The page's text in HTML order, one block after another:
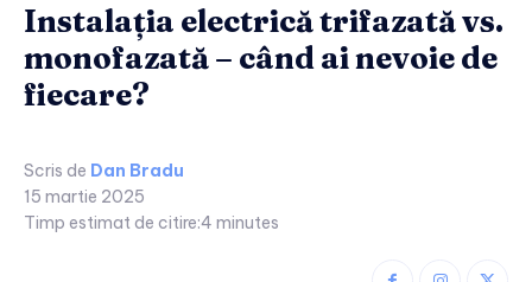
Instalația electrică trifazată vs.
monofazată – când ai nevoie de
fiecare?
Scris de Dan Bradu
15 martie 2025
Timp estimat de citire:4 minutes